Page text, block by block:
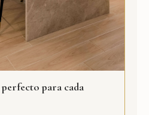
para cada